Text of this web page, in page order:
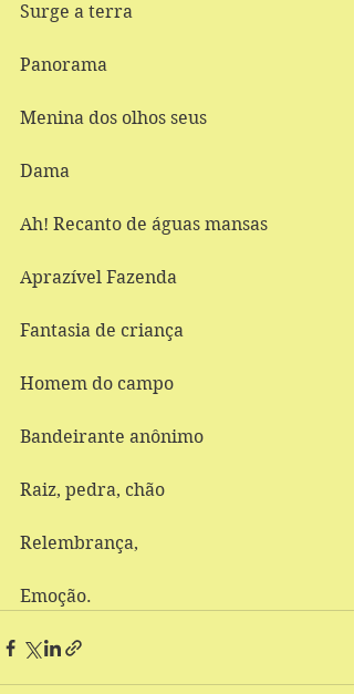
Surge a terra
Panorama
Menina dos olhos seus
Dama
Ah! Recanto de águas mansas
Aprazível Fazenda
Fantasia de criança
Homem do campo
Bandeirante anônimo
Raiz, pedra, chão
Relembrança,
Emoção.